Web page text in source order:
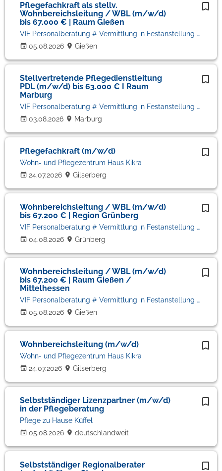
Pflegefachkraft als stellv.
Wohnbereichsleitung / WBL (m/w/d)
bis 67.000 € | Raum Gießen
05.08.2026
VIF Personalberatung # Vermittlung in Festanstellung # Volker Bronheim
Gießen
Stellvertretende Pflegedienstleitung
PDL (m/w/d) bis 63.000 € I Raum
Marburg
03.08.2026
VIF Personalberatung # Vermittlung in Festanstellung # Volker Bronheim
Marburg
Pflegefachkraft (m/w/d)
24.07.2026
Wohn- und Pflegezentrum Haus Kikra
Gilserberg
Wohnbereichsleitung / WBL (m/w/d)
bis 67.200 € | Region Grünberg
04.08.2026
VIF Personalberatung # Vermittlung in Festanstellung # Volker Bronheim
Grünberg
Wohnbereichsleitung / WBL (m/w/d)
bis 67.200 € | Raum Gießen /
Mittelhessen
05.08.2026
VIF Personalberatung # Vermittlung in Festanstellung # Volker Bronheim
Gießen
Wohnbereichsleitung (m/w/d)
24.07.2026
Wohn- und Pflegezentrum Haus Kikra
Gilserberg
Selbstständiger Lizenzpartner (m/w/d)
in der Pflegeberatung
05.08.2026
Pflege zu Hause Küffel
deutschlandweit
Selbstständiger Regionalberater